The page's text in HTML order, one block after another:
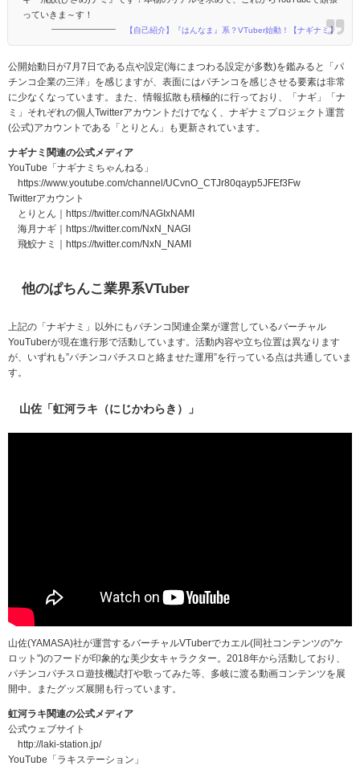
っていきま～す！
【自己紹介】『はんなま』系？VTuber始動！【ナギナミ】
公開始動日が7月7日である点や設定(海にまつわる設定が多数)を鑑みると「パ
チンコ企業の三洋」を感じますが、表面にはパチンコを感じさせる要素は非常
に少なくなっています。また、情報拡散も積極的に行っており、「ナギ」「ナ
ミ」それぞれの個人Twitterアカウントだけでなく、ナギナミプロジェクト運営
(公式)アカウントである「とりとん」も更新されています。
ナギナミ関連の公式メディア
YouTube「ナギナミちゃんねる」
https://www.youtube.com/channel/UCvnO_CTJr80qayp5JFEf3Fw
Twitterアカウント
とりとん｜https://twitter.com/NAGIxNAMI
海月ナギ｜https://twitter.com/NxN_NAGI
飛鮫ナミ｜https://twitter.com/NxN_NAMI
他のぱちんこ業界系VTuber
上記の「ナギナミ」以外にもパチンコ関連企業が運営しているバーチャル
YouTuberが現在進行形で活動しています。活動内容や立ち位置は異なります
が、いずれも”パチンコパチスロと絡ませた運用”を行っている点は共通していま
す。
山佐「虹河ラキ（にじかわらき）」
山佐(YAMASA)社が運営するバーチャルVTuberでカエル(同社コンテンツの"ケ
ロット")のフードが印象的な美少女キャラクター。2018年から活動しており、
パチンコパチスロ遊技機試打や歌ってみた等、多岐に渡る動画コンテンツを展
開中。またグッズ展開も行っています。
虹河ラキ関連の公式メディア
公式ウェブサイト
http://laki-station.jp/
YouTube「ラキステーション」